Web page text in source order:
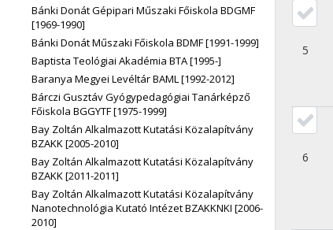
Bánki Donát Gépipari Műszaki Főiskola BDGMF
[1969-1990]
Bánki Donát Műszaki Főiskola BDMF [1991-1999]
Baptista Teológiai Akadémia BTA [1995-]
Baranya Megyei Levéltár BAML [1992-2012]
Bárczi Gusztáv Gyógypedagógiai Tanárképző
Főiskola BGGYTF [1975-1999]
Bay Zoltán Alkalmazott Kutatási Közalapítvány
BZAKK [2005-2010]
Bay Zoltán Alkalmazott Kutatási Közalapítvány
BZAKK [2011-2011]
Bay Zoltán Alkalmazott Kutatási Közalapítvány
Nanotechnológia Kutató Intézet BZAKKNKI [2006-
2010]
5
6